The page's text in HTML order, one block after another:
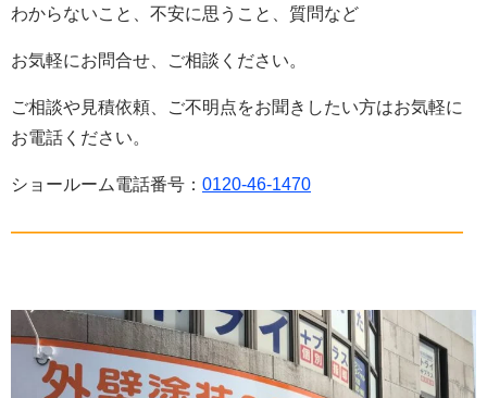
わからないこと、不安に思うこと、質問など
お気軽にお問合せ、ご相談ください。
ご相談や見積依頼、ご不明点をお聞きしたい方はお気軽に
お電話ください。
ショールーム電話番号： 0120-46-1470
——————————————————————————